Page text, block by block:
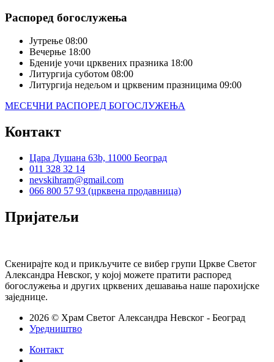
Распоред богослужења
Јутрење 08:00
Вечерње 18:00
Бденије уочи црквених празника 18:00
Литургија суботом 08:00
Литургија недељом и црквеним празницима 09:00
МЕСЕЧНИ РАСПОРЕД БОГОСЛУЖЕЊА
Контакт
Цара Душана 63b, 11000 Београд
011 328 32 14
nevskihram@gmail.com
066 800 57 93 (црквена продавница)
Пријатељи
Скенирајте код и прикључите се вибер групи Цркве Светог
Александра Невског, у којој можете пратити распоред
богослужења и других црквених дешавања наше парохијске
заједнице.
2026 © Храм Светог Александра Невског - Београд
Уредништво
Контакт